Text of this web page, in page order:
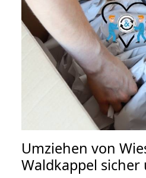
Umziehen von
Waldkappel sicher